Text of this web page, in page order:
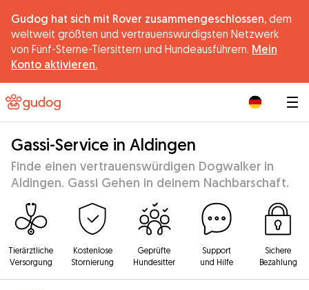
Gudog hat sich mit Rover zusammengeschlossen, dem
weltweit größten und vertrauenswürdigsten Netzwerk
von Fünf-Sterne-Tiersittern und Hundeausführern. Mein
Konto aktivieren.
Gassi-Service in Aldingen
Finde einen vertrauenswürdigen Dogwalker in
Aldingen. Gassi Gehen in deinem Nachbarschaft.
Tierärztliche
Versorgung
Kostenlose
Stornierung
Geprüfte
Hundesitter
Support
und Hilfe
Sichere
Bezahlung